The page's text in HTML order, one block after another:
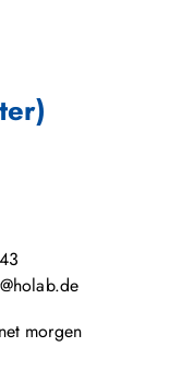
morgen